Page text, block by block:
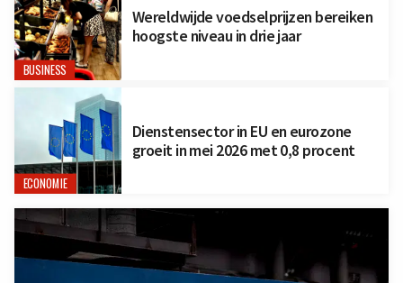
BUSINESS
Wereldwijde voedselprijzen bereiken
hoogste niveau in drie jaar
ECONOMIE
Dienstensector in EU en eurozone
groeit in mei 2026 met 0,8 procent